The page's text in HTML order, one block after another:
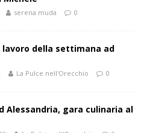
serena muda 0
della settimana ad
La Pulce nell'Orecchio 0
Alessandria, gara culinaria al